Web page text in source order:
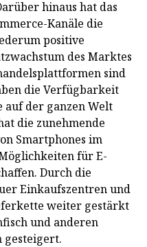
hinaus hat das
Kanäle die
positive
des Marktes
sind
die Verfügbarkeit
der ganzen Welt
die zunehmende
Smartphones im
für E-
Durch die
Einkaufszentren und
weiter gestärkt
und anderen
gesteigert.